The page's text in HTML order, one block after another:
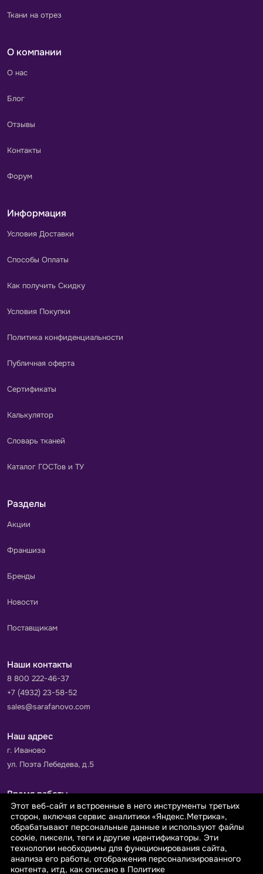
Ткани на отрез
О компании
О нас
Блог
Отзывы
Контакты
Форум
Информация
Условия Доставки
Способы Оплаты
Как получить Скидку
Условия Покупки
Политика конфиденциальности
Публичная оферта
Сертификаты
Калькулятор
Словарь тканей
Каталог ГОСТов и ТУ
Разделы
Акции
Франшиза
Бренды
Новости
Поставщикам
Наши контакты
8 800 222-46-37
+7 (4932) 23-58-52
sales@sarafanovo.com
Наш адрес
г. Иваново
ул. Поэта Лебедева, д.5
Время работы
Пн-Пт с 9.00 до 18.00
Сб-Вс: выходной
Принимаем к оплате
Этот веб-сайт и встроенные в него инструменты третьих
сторон, включая сервис аналитики «Яндекс.Метрика»,
обрабатывают персональные данные и используют файлы
cookie, пиксели, теги и другие идентификаторы. Эти
технологии необходимы для функционирования сайта,
анализа его работы, отображения персонализированного
контента, итд, как описано в Политике